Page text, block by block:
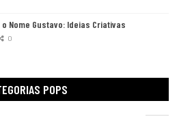
Nome Gustavo: Ideias Criativas
0
POPS